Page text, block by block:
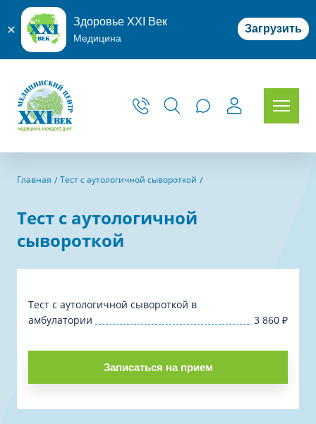
Здоровье XXI Век
Медицина
Загрузить
Главная Тест с аутологичной сывороткой
Тест с аутологичной
сывороткой
Тест с аутологичной сывороткой в
амбулатории
3 860 ₽
Записаться на прием